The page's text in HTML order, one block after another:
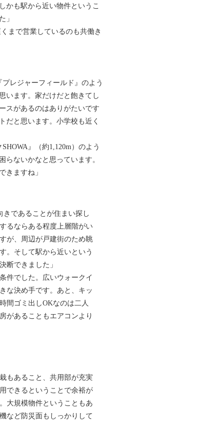
かも駅から近い物件というこ
」
まで営業しているのも共働き
レジャーフィールド』のよう
います。家だけだと飽きてし
スがあるのはありがたいです
だと思います。小学校も近く
』（約1,120m）のよう
らないかなと思っています。
きますね」
であることが住まい探し
るならある程度上層階がい
が、周辺が戸建街のため眺
。そして駅から近いという
断できました」
件でした。広いウォークイ
な決め手です。あと、キッ
間ゴミ出しOKなのは二人
があることもエアコンより
もあること、共用部が充実
できるということで余裕が
大規模物件ということもあ
など防災面もしっかりして